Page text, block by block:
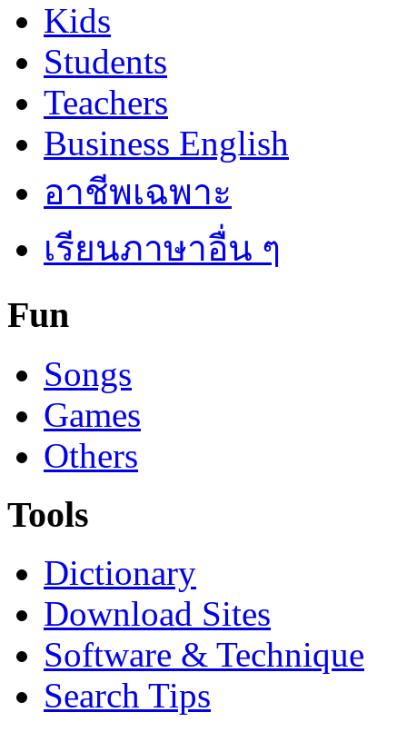
Kids
Students
Teachers
Business English
อาชีพเฉพาะ
เรียนภาษาอื่น ๆ
Fun
Songs
Games
Others
Tools
Dictionary
Download Sites
Software & Technique
Search Tips